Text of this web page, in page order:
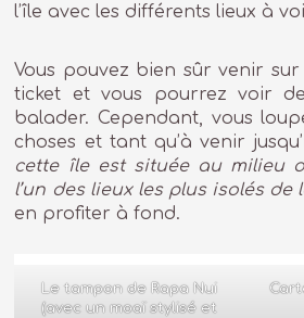
l’île avec les différents lieux à
Vous pouvez bien sûr venir sur
ticket et vous pourrez voir
balader. Cependant, vous
choses et tant qu’à venir
cette île est située au milieu
l’un des lieux les plus isolés de
en profiter à fond.
Le tampon de Rapa Nui
(avec un moaï stylisé et